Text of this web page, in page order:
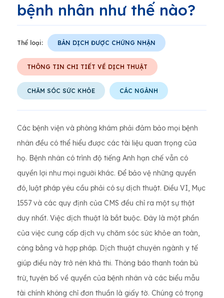
bệnh nhân như thế nào?
Thể loại: BẢN DỊCH ĐƯỢC CHỨNG NHẬN
THÔNG TIN CHI TIẾT VỀ DỊCH THUẬT
CHĂM SÓC SỨC KHỎE CÁC NGÀNH
Các bệnh viện và phòng khám phải đảm bảo mọi bệnh
nhân đều có thể hiểu được các tài liệu quan trọng của
họ. Bệnh nhân có trình độ tiếng Anh hạn chế vẫn có
quyền lợi như mọi người khác. Để bảo vệ những quyền
đó, luật pháp yêu cầu phải có sự dịch thuật. Điều VI, Mục
1557 và các quy định của CMS đều chỉ ra một sự thật
duy nhất. Việc dịch thuật là bắt buộc. Đây là một phần
của việc cung cấp dịch vụ chăm sóc sức khỏe an toàn,
công bằng và hợp pháp. Dịch thuật chuyên ngành y tế
giúp điều này trở nên khả thi. Thông báo thanh toán bù
trừ, tuyên bố về quyền của bệnh nhân và các biểu mẫu
tài chính không chỉ đơn thuần là giấy tờ. Chúng có trọng